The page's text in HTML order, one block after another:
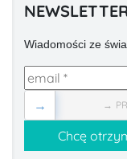
Wiadomości ze
→
→